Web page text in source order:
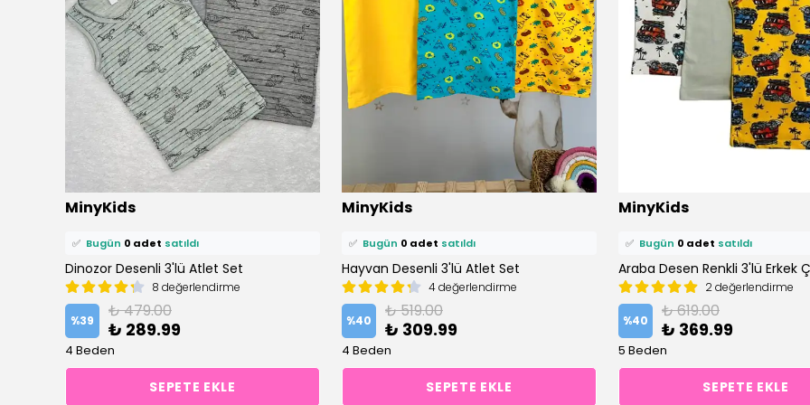
MinyKids
⭐️ Bu ürünü1 kişifavoriledi!
0 kişi
✅ Bugün 0 adet satıldı
Dinozor Desenli 3'lü Atlet Set
8 değerlendirme
%39 ₺ 479.00
₺ 289.99
4 Beden
SEPETE EKLE
MinyKids
⭐️ Bu ürünü1 kişifavoriledi!
0 kişi
✅ Bugün 0 adet satıldı
Hayvan Desenli 3'lü Atlet Set
4 değerlendirme
%40 ₺ 519.00
₺ 309.99
4 Beden
SEPETE EKLE
MinyKids
0 kişi
✅ Bugün 0 adet satıldı
2 değerlendirme
%40 ₺ 619.00
₺ 369.99
5 Beden
SEPETE EKLE